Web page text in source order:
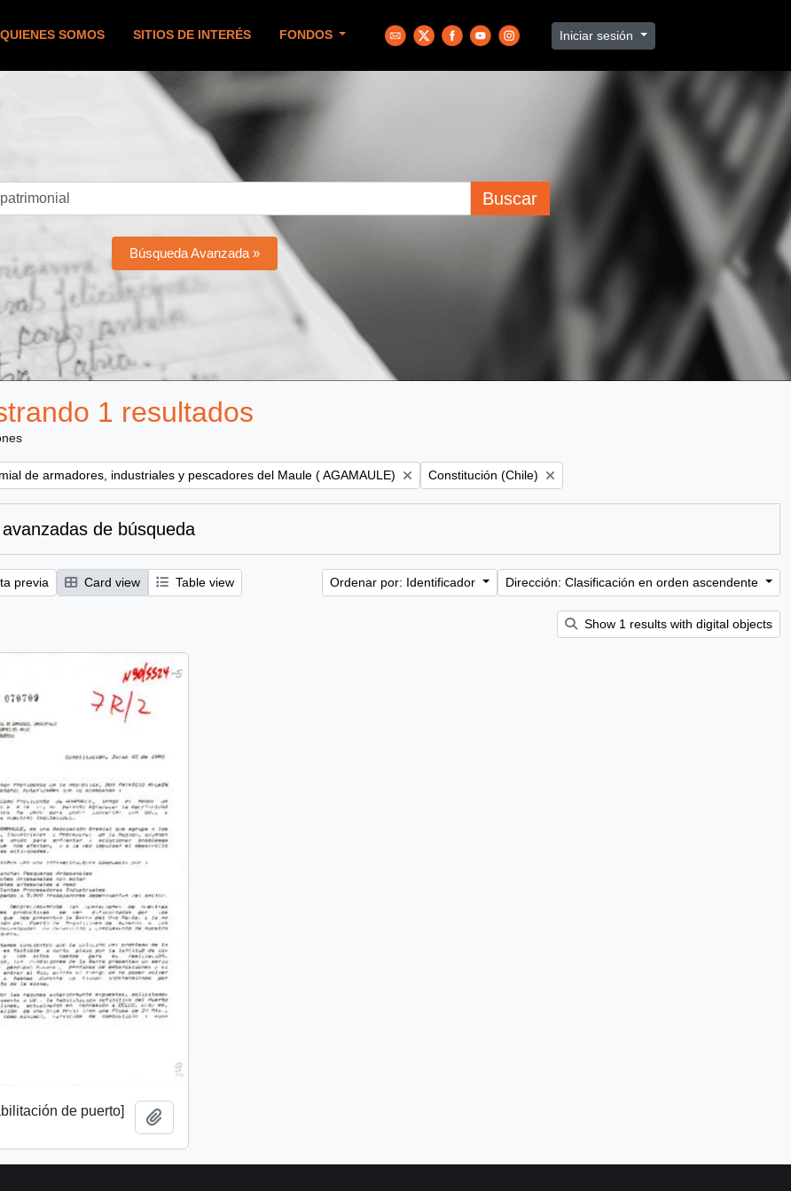
QUIENES SOMOS SITIOS DE INTERÉS FONDOS Iniciar sesión
Buscar
Búsqueda Avanzada »
1 resultados
de armadores, industriales y pescadores del Maule ( AGAMAULE) Remove filter:
Constitución (Chile)
de búsqueda
previa Card view Table view Ordenar por: Identificador Dirección: Clasificación en orden ascendente
Show 1 results with digital objects
de puerto]